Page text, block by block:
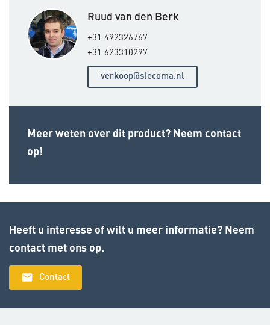
Meer weten over dit product? Neem contact
op!
Ruud van den Berk
+31 492326767
+31 623310297
verkoop@slecoma.nl
Heeft u interesse of wilt u meer informatie? Neem
contact met ons op.
email Contact